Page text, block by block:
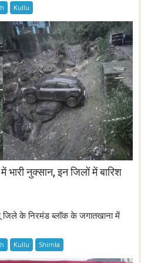
Kullu
नुक्सान, इन जिलों में बारिश
के निरमंड ब्लॉक के जगातखाना में
Kullu Shimla